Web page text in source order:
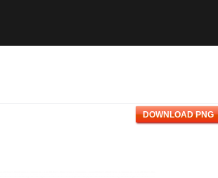
DOWNLOAD PNG